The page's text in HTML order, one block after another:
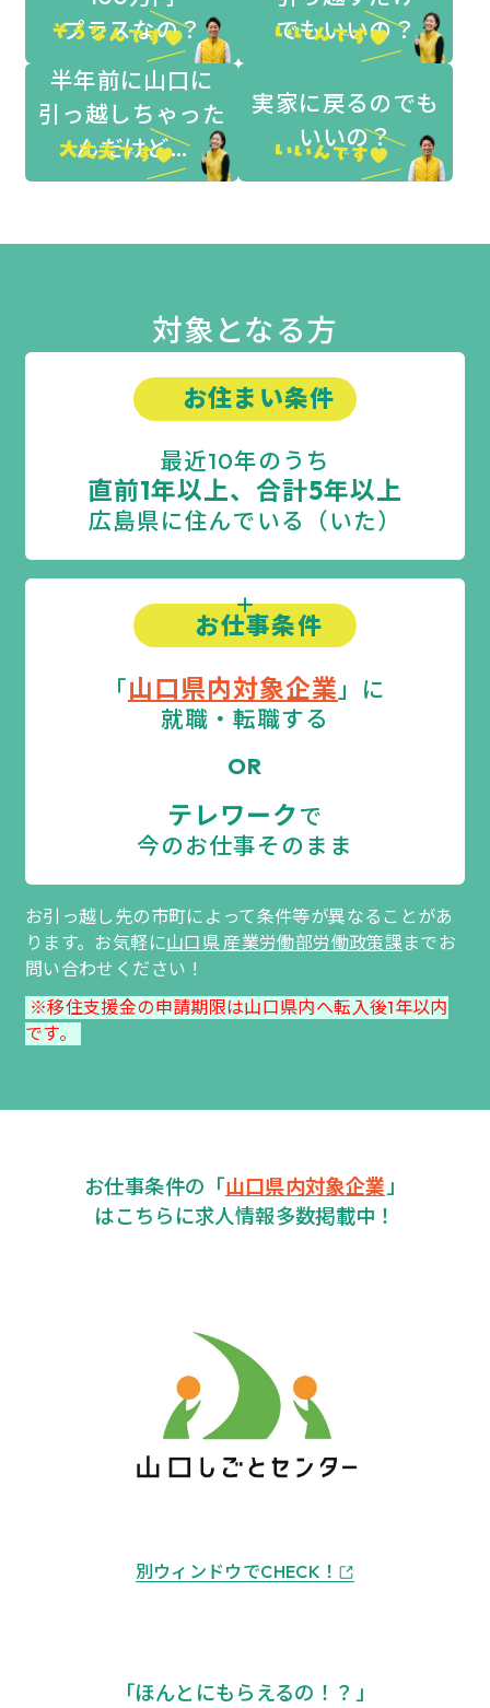
プラスなの？
でもいいの？
半年前に山口に
引っ越しちゃった
んだけど…
実家に戻るのでも
いいの？
対象となる方
お住まい条件
最近10年のうち
直前1年以上、合計5年以上
広島県に住んでいる（いた）
お仕事条件
「山口県内対象企業 」に
就職・転職する
OR
テレワークで
今のお仕事そのまま
お引っ越し先の市町によって条件等が異なることがあ
ります。お気軽に山口県 産業労働部労働政策課 までお
問い合わせください！
※移住支援金の申請期限は山口県内へ転入後1年以内
です。
お仕事条件の「山口県内対象企業」
はこちらに求人情報多数掲載中！
別ウィンドウでCHECK！
「ほんとにもらえるの！？」